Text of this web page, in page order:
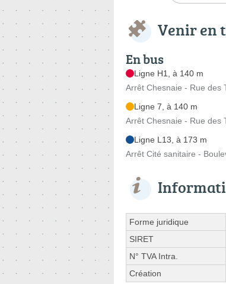
Venir en
En bus
Ligne H1, à 140 m
Arrêt Chesnaie - Rue des
Ligne 7, à 140 m
Arrêt Chesnaie - Rue des
Ligne L13, à 173 m
Arrêt Cité sanitaire -
Forme juridique
SIRET
N° TVA Intra.
Création